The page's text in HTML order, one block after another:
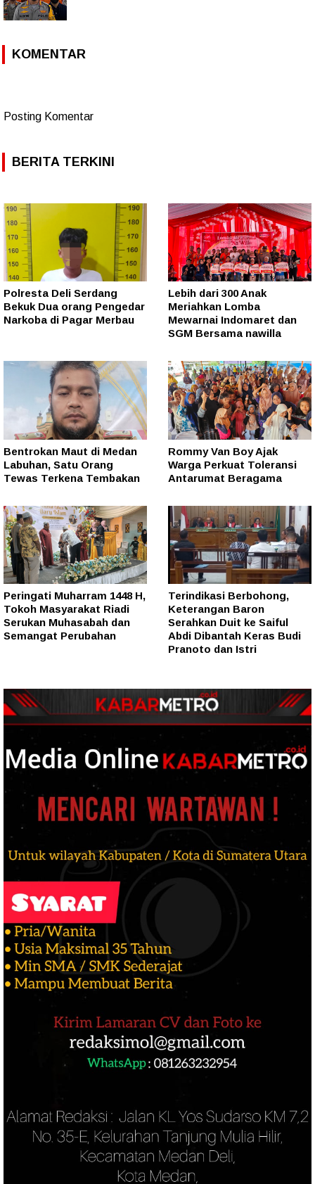
KOMENTAR
Posting Komentar
BERITA TERKINI
Polresta Deli Serdang
Bekuk Dua orang Pengedar
Narkoba di Pagar Merbau
Lebih dari 300 Anak
Meriahkan Lomba
Mewarnai Indomaret dan
SGM Bersama nawilla
Bentrokan Maut di Medan
Labuhan, Satu Orang
Tewas Terkena Tembakan
Rommy Van Boy Ajak
Warga Perkuat Toleransi
Antarumat Beragama
Peringati Muharram 1448 H,
Tokoh Masyarakat Riadi
Serukan Muhasabah dan
Semangat Perubahan
Terindikasi Berbohong,
Keterangan Baron
Serahkan Duit ke Saiful
Abdi Dibantah Keras Budi
Pranoto dan Istri